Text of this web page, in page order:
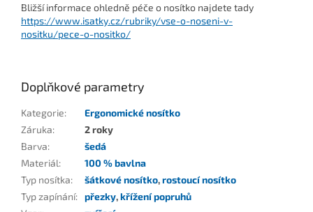
Bližší informace ohledně péče o nosítko najdete tady
https://www.isatky.cz/rubriky/vse-o-noseni-v-
nositku/pece-o-nositko/
Doplňkové parametry
Kategorie:
Ergonomické nosítko
Záruka:
2 roky
Barva:
šedá
Materiál:
100 % bavlna
Typ nosítka: šátkové nosítko,rostoucí nosítko
Typ zapínání: přezky,křížení popruhů